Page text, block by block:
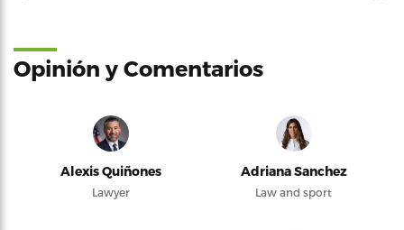
Opinión y Comentarios
Alexis Quiñones
Lawyer
Adriana Sanchez
Law and sport